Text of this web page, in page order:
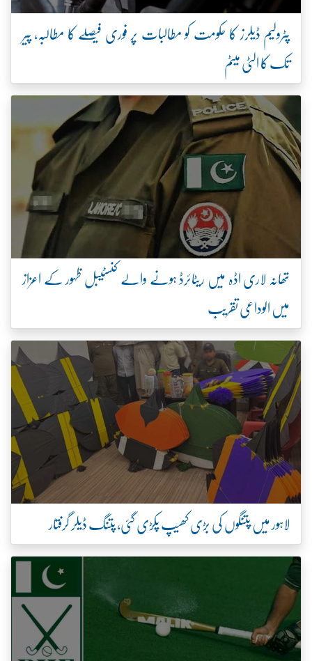
پٹرولیم ڈیلرز کا حکومت کو مطالبات پر فوری فیصلے کا مطالبہ، پیر
تک کا الٹی میٹم
تھانہ لاری اڈہ میں ریٹائرڈ ہونے والے کنسٹیبل ظہور کے اعزاز
میں الوداعی تقریب
لاہور میں پتنگوں کی بڑی کھیپ پکڑی گئی، پتنگ ڈیلر گرفتار